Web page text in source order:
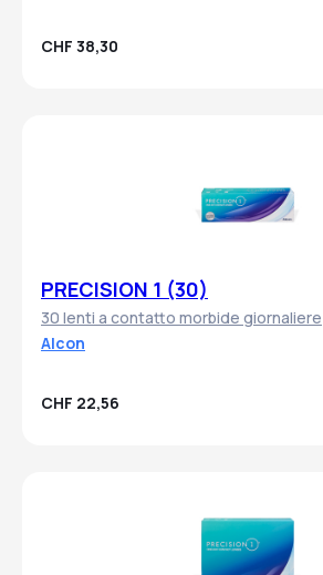
CHF 38,30
PRECISION 1 (30)
30 lenti a contatto morbide giornaliere
Alcon
CHF 22,56